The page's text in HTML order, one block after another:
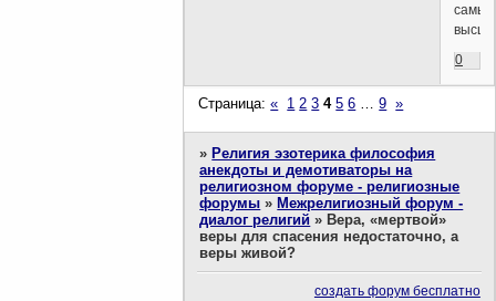
самый
0
Страница:« 1 2 3 4 5 6 9 »
» Религия эзотерика философия
анекдоты и демотиваторы на
религиозном форуме - религиозные
форумы » Межрелигиозный форум -
диалог религий » Вера, «мертвой»
веры для спасения недостаточно, а
веры живой?
создать форум бесплатно